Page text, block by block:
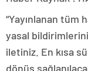
“Yayınlanan
yasal
iletiniz. En kısa
dönüş